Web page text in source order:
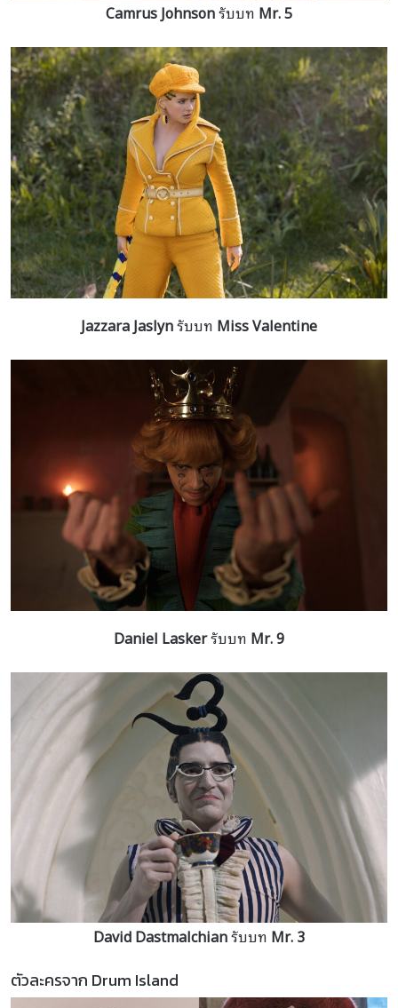
Camrus Johnsonรับบท Mr. 5
Jazzara Jaslynรับบท Miss Valentine
Daniel Laskerรับบท Mr. 9
David Dastmalchianรับบท Mr. 3
ตัวละครจาก Drum Island